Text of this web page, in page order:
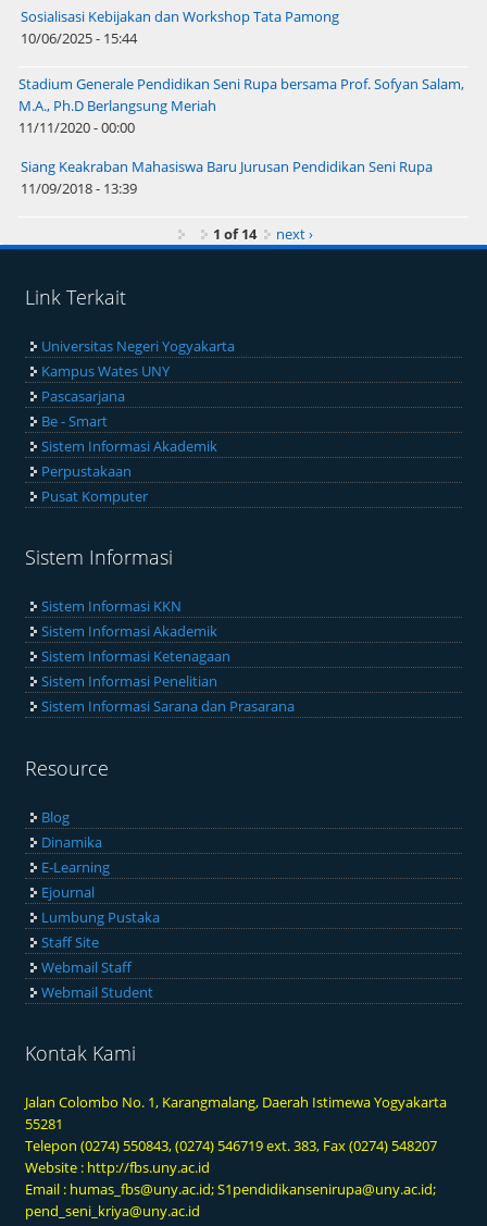
Sosialisasi Kebijakan dan Workshop Tata Pamong
10/06/2025 - 15:44
Stadium Generale Pendidikan Seni Rupa bersama Prof. Sofyan Salam,
M.A., Ph.D Berlangsung Meriah
11/11/2020 - 00:00
Siang Keakraban Mahasiswa Baru Jurusan Pendidikan Seni Rupa
11/09/2018 - 13:39
1 of 14 next ›
Link Terkait
Universitas Negeri Yogyakarta
Kampus Wates UNY
Pascasarjana
Be - Smart
Sistem Informasi Akademik
Perpustakaan
Pusat Komputer
Sistem Informasi
Sistem Informasi KKN
Sistem Informasi Akademik
Sistem Informasi Ketenagaan
Sistem Informasi Penelitian
Sistem Informasi Sarana dan Prasarana
Resource
Blog
Dinamika
E-Learning
Ejournal
Lumbung Pustaka
Staff Site
Webmail Staff
Webmail Student
Kontak Kami
Jalan Colombo No. 1, Karangmalang, Daerah Istimewa Yogyakarta
55281
Telepon (0274) 550843, (0274) 546719 ext. 383, Fax (0274) 548207
Website : http://fbs.uny.ac.id
Email : humas_fbs@uny.ac.id;S1pendidikansenirupa@uny.ac.id;
pend_seni_kriya@uny.ac.id